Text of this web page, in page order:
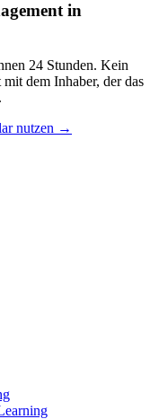
in
24 Stunden. Kein
dem Inhaber, der das
nutzen →